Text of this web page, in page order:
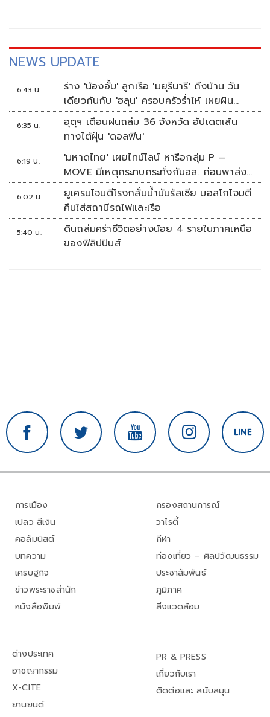
NEWS UPDATE
6:43 น.
ร่าง 'น้องอั้ม' ลูกเรือ 'มยุรีนารี' ถึงบ้าน วัน
เดียวกันกับ 'ฮลุน' ครอบครัวร่ำไห้ เผยฝัน
อยากเป็นทหารเรือ
6:35 น.
อุตุฯ เตือนฝนถล่ม 36 จังหวัด อัปเดตเส้น
ทางไต้ฝุ่น 'ดอลฟิน'
6:19 น.
'มหาดไทย' เผยไทม์ไลน์ หารือกลุ่ม P –
MOVE มีเหตุกระทบกระทั่งกับอส. ก่อนพาส่ง
ขึ้นรถกลับ
6:02 น.
ยูเครนโจมตีโรงกลั่นน้ำมันรัสเซีย มอสโกโจมตี
คืนใส่สถานีรถไฟและเรือ
5:40 น.
ดินถล่มคร่าชีวิตอย่างน้อย 4 รายในภาคเหนือ
ของฟิลิปปินส์
การเมือง
เปลว สีเงิน
คอลัมนิสต์
บทความ
เศรษฐกิจ
ข่าวพระราชสำนัก
หนังสือพิมพ์
กรองสถานการณ์
วาไรตี้
กีฬา
ท่องเที่ยว – ศิลปวัฒนธรรม
ประชาสัมพันธ์
ภูมิภาค
สิ่งแวดล้อม
ต่างประเทศ
อาชญากรรม
X-CITE
ยานยนต์
PR & PRESS
เกี่ยวกับเรา
ติดต่อและ สนับสนุน